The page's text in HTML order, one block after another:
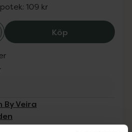
109 kr
KöpBy Veira Pro
Veira